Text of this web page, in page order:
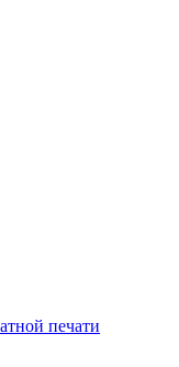
печати